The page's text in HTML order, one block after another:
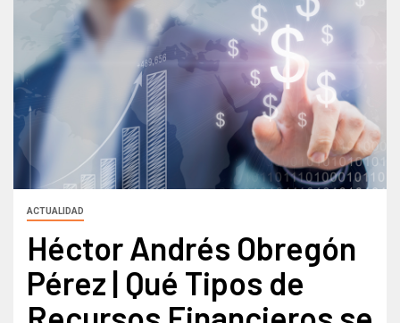
ACTUALIDAD
Héctor Andrés Obregón
Pérez | Qué Tipos de